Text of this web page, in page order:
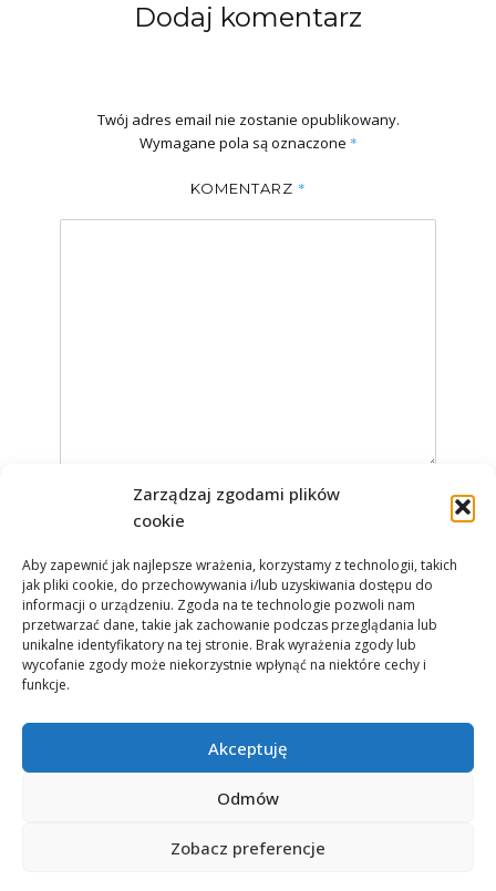
Zarządzaj zgodami plików
cookie
Aby zapewnić jak najlepsze wrażenia, korzystamy z technologii, takich
jak pliki cookie, do przechowywania i/lub uzyskiwania dostępu do
informacji o urządzeniu. Zgoda na te technologie pozwoli nam
przetwarzać dane, takie jak zachowanie podczas przeglądania lub
unikalne identyfikatory na tej stronie. Brak wyrażenia zgody lub
wycofanie zgody może niekorzystnie wpłynąć na niektóre cechy i
funkcje.
Akceptuję
Odmów
Zobacz preferencje
Dodaj komentarz
Twój adres email nie zostanie opublikowany.
Wymagane pola są oznaczone *
KOMENTARZ *
NAZWA
ADRES EMAIL*